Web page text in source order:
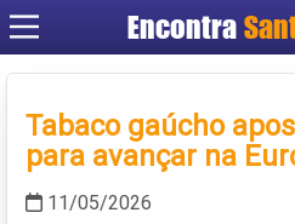
Encontra
Criar
Tabaco gaúcho
para avançar na
11/05/2026